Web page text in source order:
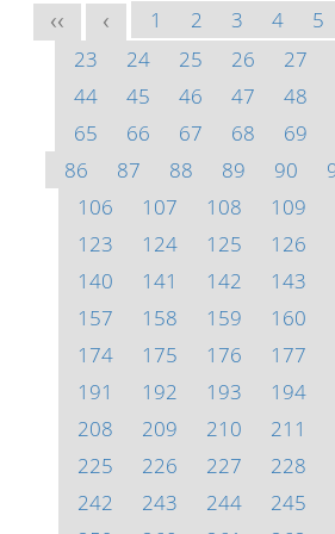
<< < 1 2 3 4 5
23
24 25 26 27
44
45 46 47 48
65
66 67 68 69
86
87 88 89 90
106
107 108 109
123
124 125 126
140
141 142 143
157
158 159 160
174
175 176 177
191
192 193 194
208
209 210 211
225
226 227 228
242
243 244 245